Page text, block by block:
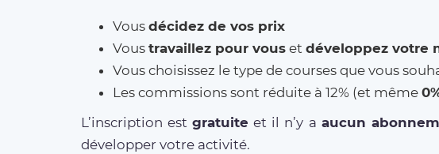
Vous décidez de vos prix
Vous travaillez pour vous et développez votre
Vous choisissez le type de courses que vous
Les commissions sont réduite à 12% (et même
L’inscription estgratuite et il n’y a aucun
développer votre activité.